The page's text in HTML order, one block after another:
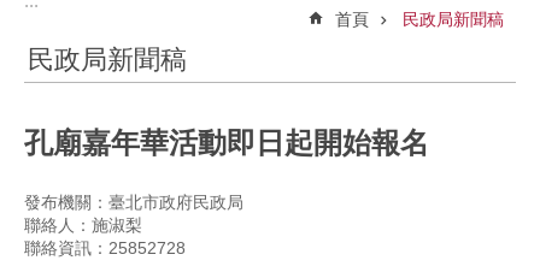
首頁 民政局新聞稿
民政局新聞稿
孔廟嘉年華活動即日起開始報名
發布機關：臺北市政府民政局
聯絡人：施淑梨
聯絡資訊：25852728